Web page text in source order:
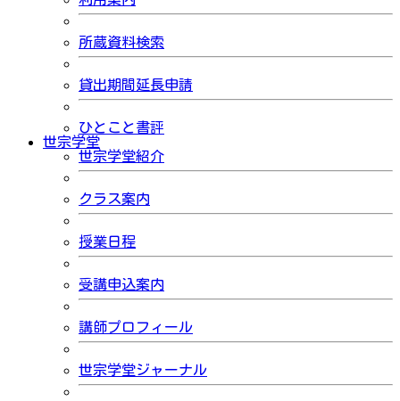
所蔵資料検索
貸出期間延長申請
ひとこと書評
世宗学堂
世宗学堂紹介
クラス案内
授業日程
受講申込案内
講師プロフィール
世宗学堂ジャーナル